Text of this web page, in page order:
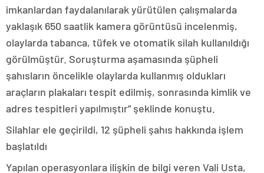
imkanlardan faydalanılarak yürütülen çalışmalarda
yaklaşık 650 saatlik kamera görüntüsü incelenmiş,
olaylarda tabanca, tüfek ve otomatik silah kullanıldığı
görülmüştür. Soruşturma aşamasında şüpheli
şahısların öncelikle olaylarda kullanmış oldukları
araçların plakaları tespit edilmiş, sonrasında kimlik ve
adres tespitleri yapılmıştır” şeklinde konuştu.
Silahlar ele geçirildi, 12 şüpheli şahıs hakkında işlem
başlatıldı
Yapılan operasyonlara ilişkin de bilgi veren Vali Usta,